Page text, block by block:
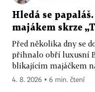
Hledá se
majákem skrze
Před několika dny se
přihnalo obří luxusní
blikajícím majáčkem
4. 8. 2026 ▪ 6 min. čtení